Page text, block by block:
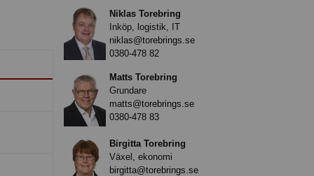
Niklas Torebring
Inköp, logistik, IT
niklas@torebrings.se
0380-478 82
Matts Torebring
Grundare
matts@torebrings.se
0380-478 83
Birgitta Torebring
Växel, ekonomi
birgitta@torebrings.se